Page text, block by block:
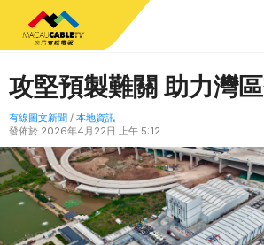
攻堅預製難關 助力灣
有線圖文新聞 / 本地資訊
發佈於 2026年4月22日 上午 5:12